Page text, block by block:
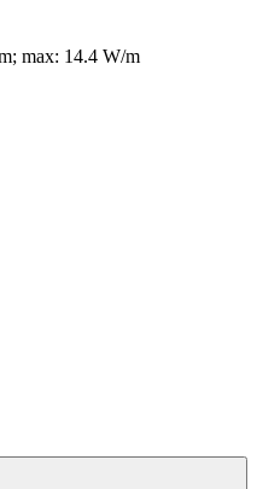
max: 14.4 W/m